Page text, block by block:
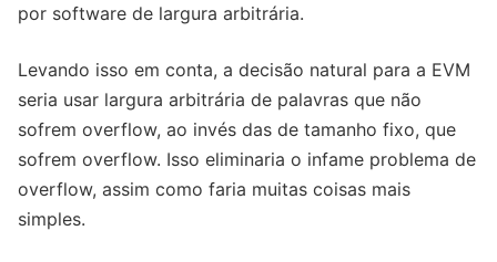
por software de largura arbitrária.
Levando isso em conta, a decisão natural para a EVM
seria usar largura arbitrária de palavras que não
sofrem overflow, ao invés das de tamanho fixo, que
sofrem overflow. Isso eliminaria o infame problema de
overflow, assim como faria muitas coisas mais
simples.